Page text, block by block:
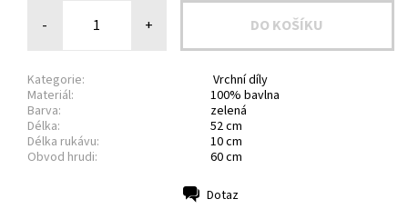
- +
Kategorie:
Vrchní díly
Materiál:
100% bavlna
Barva:
zelená
Délka:
52 cm
Délka rukávu:
10 cm
Obvod hrudi:
60 cm
Dotaz